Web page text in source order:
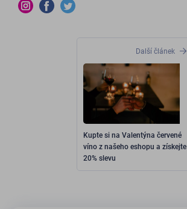
Další článek
Kupte si na Valentýna červené
víno z našeho eshopu a získejte
20% slevu